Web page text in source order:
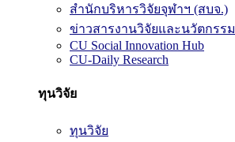
สำนักบริหารวิจัยจุฬาฯ (สบจ.)
ข่าวสารงานวิจัยและนวัตกรรม
CU Social Innovation Hub
CU-Daily Research
ทุนวิจัย
ทุนวิจัย